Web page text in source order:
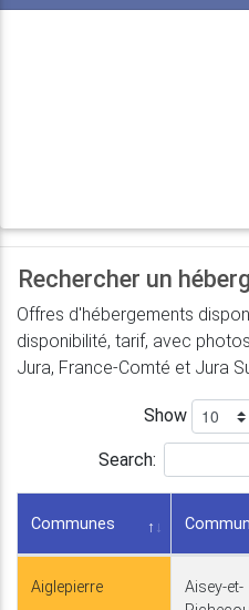
Rechercher un
Offres d'hébergements
disponibilité, tarif, avec
Jura, France-Comté et Jura
Show
Search:
Communes
Aiglepierre
Aisey-et-